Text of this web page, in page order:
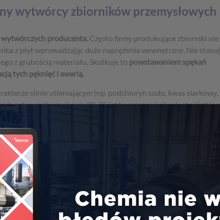
wytwórcy zbiorników przemysłowych
producenta. Często firmy produkujące zbiorniki nie
z płyt wprowadzając duże naprężenia wewnętrzne. Nie
z grubością materiału. Skutkuje to powstawaniem spękań
tych pęknięć i awarią.
silnie utleniającym (np. podchloryn sodu, kwas siarkowy,
sytuacjach uzyskanie 20-25 lat bezpiecznej eksploatacji
wysokie.
wykonywania cylindrów/zbiorników
wątpienia łączy je jedno: zagrożenie dla zdrowia i życia
zakładu, straty finansowe, a nawet